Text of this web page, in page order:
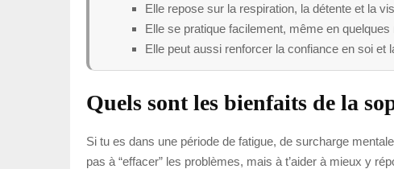
Elle repose sur la respiration, la détente et la
Elle se pratique facilement, même en quelques
Elle peut aussi renforcer la confiance en soi et
Quels sont les bienfaits de la
Si tu es dans une période de fatigue, de surcharge
pas à “effacer” les problèmes, mais à t’aider à mieux y